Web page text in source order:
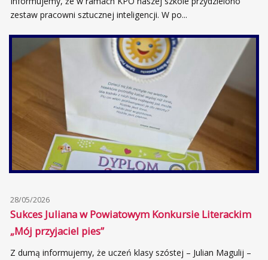
zestaw pracowni sztucznej inteligencji. W po...
28/05/2026
Sukces Juliana w Powiatowym Konkursie Literackim
„Mój przyjaciel pies”
Z dumą informujemy, że uczeń klasy szóstej – Julian Magulij –